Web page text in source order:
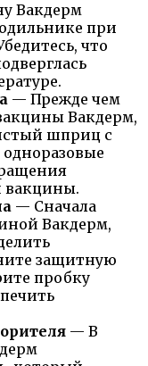
Вакдерм
при
что
— Прежде чем
Вакдерм,
шприц с
одноразовые
вакцины.
— Сначала
Вакдерм,
защитную
пробку
— В